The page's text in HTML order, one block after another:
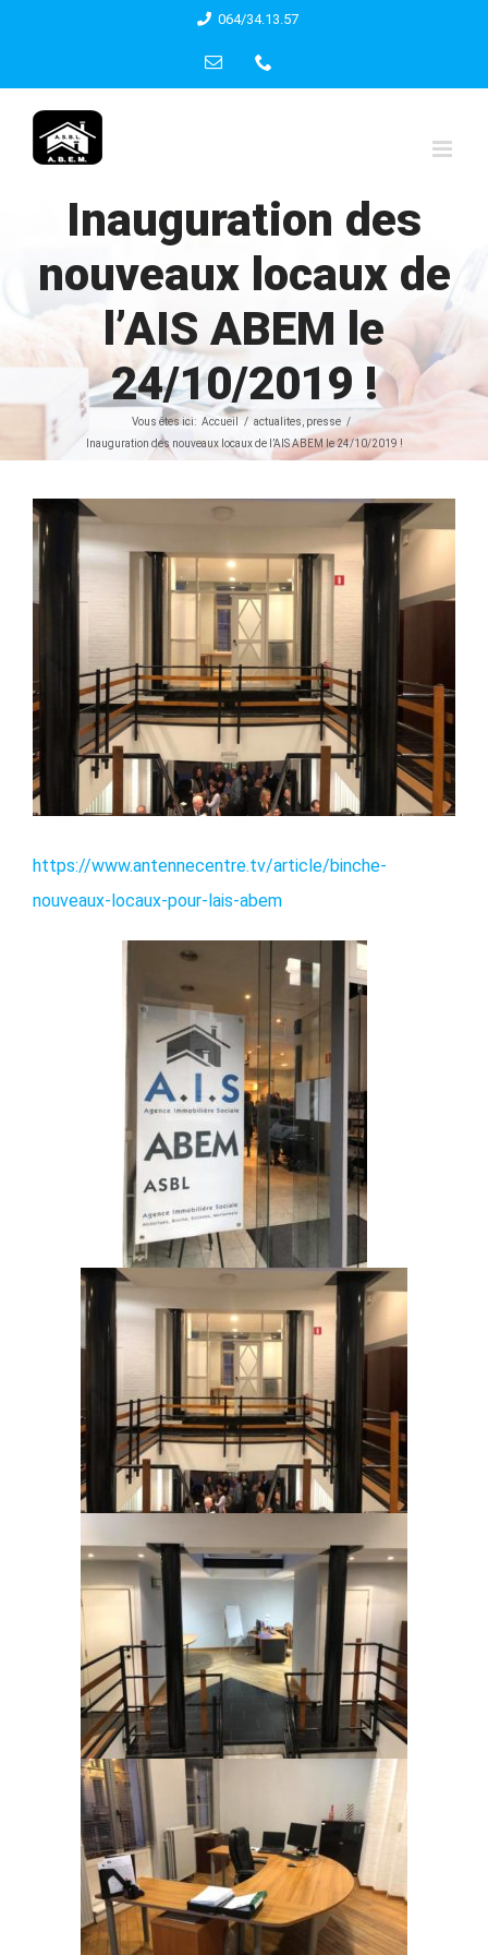
content
064/34.13.57
Email
Inauguration des
nouveaux locaux de
l’AIS ABEM le
24/10/2019 !
Vous êtes ici: Accueil actualites presse
Inauguration des nouveaux locaux de l’AIS ABEM le 24/10/2019 !
Voir
l'image
agrandie
https://www.antennecentre.tv/article/binche-
nouveaux-locaux-pour-lais-abem